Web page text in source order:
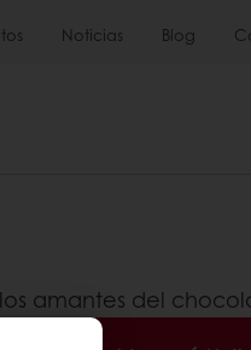
Noticias Blog
amantes del